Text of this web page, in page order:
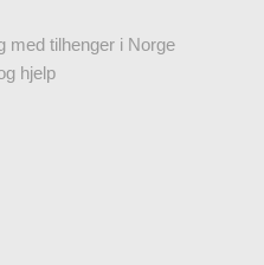
med tilhenger i Norge
hjelp